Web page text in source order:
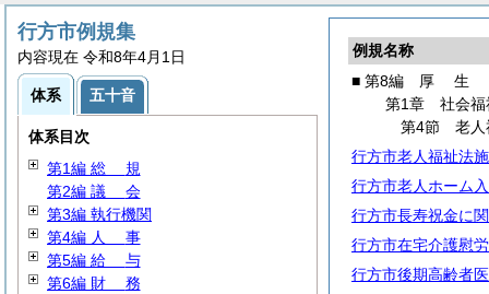
例規名称
■ 第8編 厚 生
第1章 社会福
第4節 老人
行方市老人福祉法
行方市老人ホーム
行方市長寿祝金に
行方市在宅介護慰
行方市後期高齢者
行方市例規集
内容現在 令和8年4月1日
体系 五十音
体系目次
第1編 総 規
第2編 議 会
第3編 執行機関
第4編 人 事
第5編 給 与
第6編 財 務